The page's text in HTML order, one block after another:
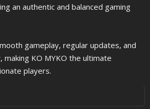
an authentic and balanced gaming
gameplay, regular updates, and
making KO MYKO the ultimate
players.